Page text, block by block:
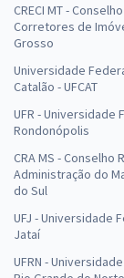
CRECI MT -
Corretores de
Grosso
Universidade
Catalão - UFCAT
UFR - Universidade
Rondonópolis
CRA MS - Conselho
Administração do
do Sul
UFJ - Universidade
Jataí
UFRN -